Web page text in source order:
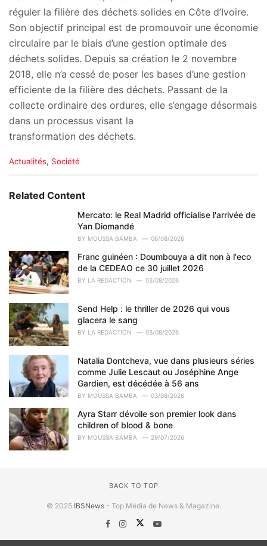
réguler la filière des déchets solides en Côte d’Ivoire.
Son objectif principal est de promouvoir une économie
circulaire par le biais d’une gestion optimale des
déchets solides. Depuis sa création le 2 novembre
2018, elle n’a cessé de poser les bases d’une gestion
efficiente de la filière des déchets. Passant de la
collecte ordinaire des ordures, elle s’engage désormais
dans un processus visant la
transformation des déchets.
C
e
s
:
Actualités, Société
Related Content
Mercato: le Real Madrid officialise l'arrivée de
Yan Diomandé
BY MOUSSA BAMBA 06/08/2026
Franc guinéen : Doumbouya a dit non à l'eco
de la CEDEAO ce 30 juillet 2026
BY LA REDACTION 03/08/2026
Send Help : le thriller de 2026 qui vous
glacera le sang
BY LA REDACTION 03/08/2026
Natalia Dontcheva, vue dans plusieurs séries
comme Julie Lescaut ou Joséphine Ange
Gardien, est décédée à 56 ans
BY MOUSSA BAMBA 03/08/2026
Ayra Starr dévoile son premier look dans
children of blood & bone
BY MOUSSA BAMBA 29/07/2026
BACK TO TOP
© 2025 IBSNews- Top Média de News & Magazine.